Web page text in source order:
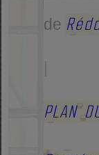
de
PLAN